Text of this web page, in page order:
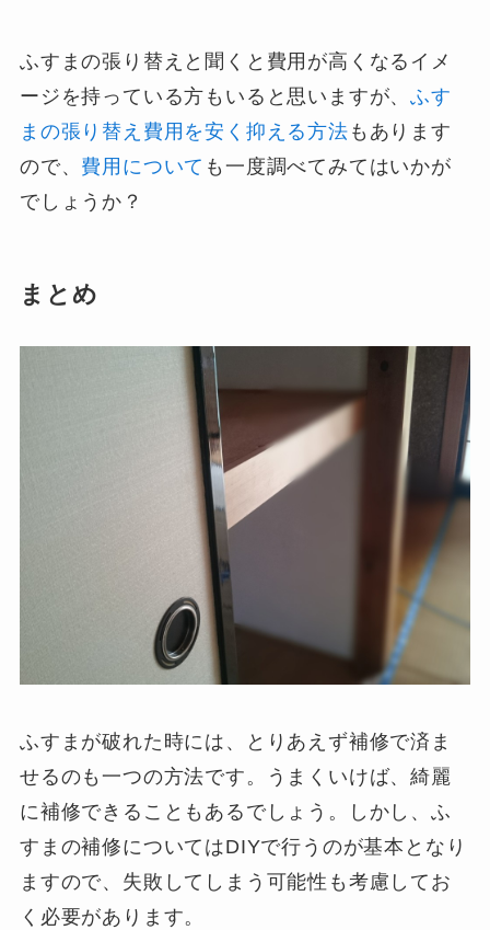
ふすまの張り替えと聞くと費用が高くなるイメ
ージを持っている方もいると思いますが、ふす
まの張り替え費用を安く抑える方法 もあります
ので、 費用について も一度調べてみてはいかが
でしょうか？
まとめ
ふすまが破れた時には、とりあえず補修で済ま
せるのも一つの方法です。うまくいけば、綺麗
に補修できることもあるでしょう。しかし、ふ
すまの補修についてはDIYで行うのが基本となり
ますので、失敗してしまう可能性も考慮してお
く必要があります。